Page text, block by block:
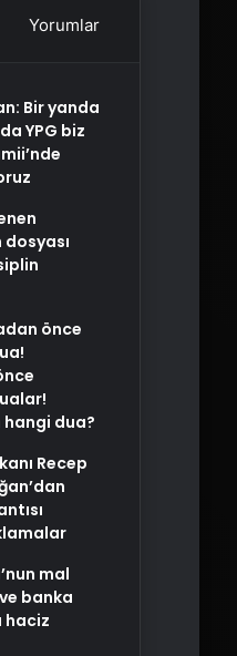
Yorumlar
Bir yanda
YPG biz
önce
hangi dua?
Recep
mal
banka
haciz